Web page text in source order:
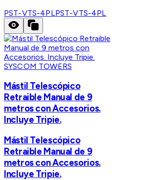
PST-VTS-4PLPST-VTS-4PL
SYSCOM TOWERS
Mástil Telescópico
Retraible Manual de 9
metros con Accesorios.
Incluye Tripie.
Mástil Telescópico
Retraible Manual de 9
metros con Accesorios.
Incluye Tripie.